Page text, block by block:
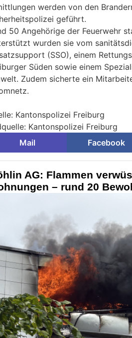
werden von den
geführt.
50 Angehörige der Feuerwehr
wurden sie vom
(SSO), einem
Süden sowie einem
Zudem sicherte ein
Kantonspolizei Freiburg
Kantonspolizei Freiburg
Mail
Facebook
AG: Flammen
– rund 20